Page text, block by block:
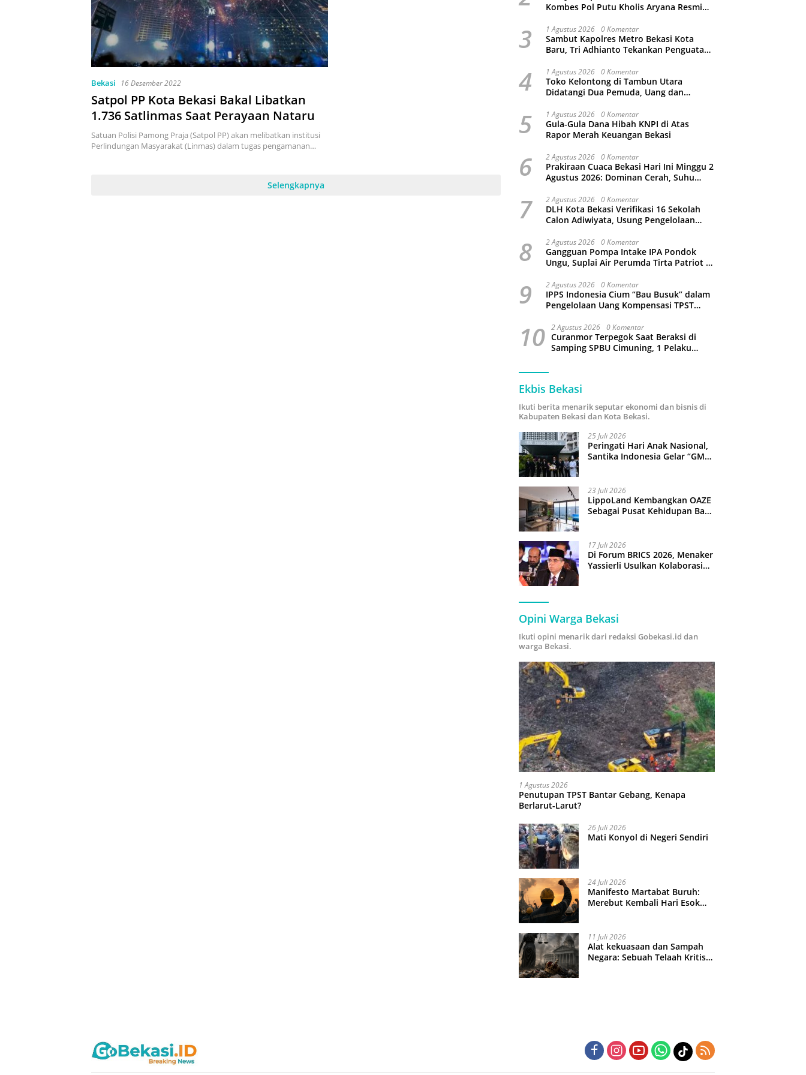
Bekasi 16 Desember 2022
Satpol PP Kota Bekasi Bakal Libatkan
1.736 Satlinmas Saat Perayaan Nataru
Satuan Polisi Pamong Praja (Satpol PP) akan melibatkan institusi
Perlindungan Masyarakat (Linmas) dalam tugas pengamanan…
Selengkapnya
Kombes Pol Putu Kholis Aryana Resmi
Bintoro
3 1 Agustus 2026 0 Komentar
Sambut Kapolres Metro Bekasi Kota
Baru, Tri Adhianto Tekankan Penguatan
4 1 Agustus 2026 0 Komentar
Toko Kelontong di Tambun Utara
Didatangi Dua Pemuda, Uang dan
5 1 Agustus 2026 0 Komentar
Gula-Gula Dana Hibah KNPI di Atas
Rapor Merah Keuangan Bekasi
6 2 Agustus 2026 0 Komentar
Prakiraan Cuaca Bekasi Hari Ini Minggu 2
Agustus 2026: Dominan Cerah, Suhu
7 2 Agustus 2026 0 Komentar
DLH Kota Bekasi Verifikasi 16 Sekolah
Calon Adiwiyata, Usung Pengelolaan
8 2 Agustus 2026 0 Komentar
Gangguan Pompa Intake IPA Pondok
Ungu, Suplai Air Perumda Tirta Patriot di
9 2 Agustus 2026 0 Komentar
IPPS Indonesia Cium “Bau Busuk” dalam
Pengelolaan Uang Kompensasi TPST
10 2 Agustus 2026 0 Komentar
Curanmor Terpegok Saat Beraksi di
Samping SPBU Cimuning, 1 Pelaku
Ekbis Bekasi
Ikuti berita menarik seputar ekonomi dan bisnis di
Kabupaten Bekasi dan Kota Bekasi.
25 Juli 2026
Peringati Hari Anak Nasional,
Santika Indonesia Gelar “GM
23 Juli 2026
LippoLand Kembangkan OAZE
Sebagai Pusat Kehidupan Baru
17 Juli 2026
Di Forum BRICS 2026, Menaker
Yassierli Usulkan Kolaborasi
Opini Warga Bekasi
Ikuti opini menarik dari redaksi Gobekasi.id dan
warga Bekasi.
1 Agustus 2026
Penutupan TPST Bantar Gebang, Kenapa
Berlarut-Larut?
26 Juli 2026
Mati Konyol di Negeri Sendiri
24 Juli 2026
Manifesto Martabat Buruh:
Merebut Kembali Hari Esok
11 Juli 2026
Alat kekuasaan dan Sampah
Negara: Sebuah Telaah Kritis